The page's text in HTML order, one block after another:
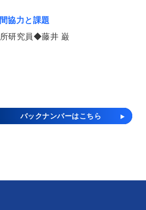
協力と課題
所研究員◆藤井 巌
バックナンバーはこちら